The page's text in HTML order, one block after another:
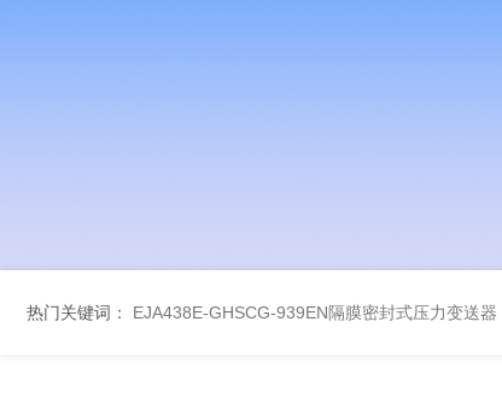
热门关键词： EJA438E-GHSCG-939EN隔膜密封式压力变送器